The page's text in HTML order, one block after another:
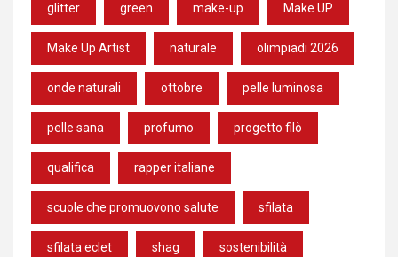
glitter green make-up Make UP
Make Up Artist naturale olimpiadi 2026
onde naturali ottobre pelle luminosa
pelle sana profumo progetto filò
qualifica rapper italiane
scuole che promuovono salute sfilata
sfilata eclet shag sostenibilità